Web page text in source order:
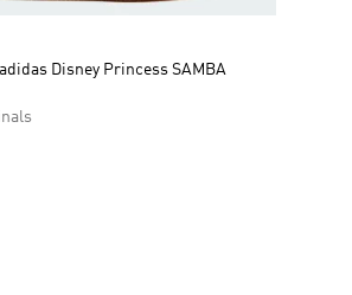
Disney Princess SAMBA